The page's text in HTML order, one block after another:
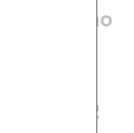
Clube não
em
no
Série A2